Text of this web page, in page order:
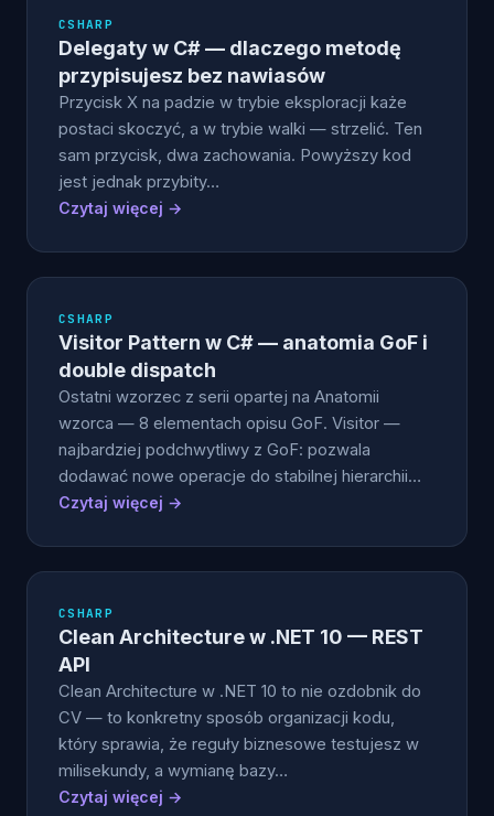
CSHARP
Delegaty w C# — dlaczego metodę
przypisujesz bez nawiasów
Przycisk X na padzie w trybie eksploracji każe
postaci skoczyć, a w trybie walki — strzelić. Ten
sam przycisk, dwa zachowania. Powyższy kod
jest jednak przybity…
Czytaj więcej →
CSHARP
Visitor Pattern w C# — anatomia GoF i
double dispatch
Ostatni wzorzec z serii opartej na Anatomii
wzorca — 8 elementach opisu GoF. Visitor —
najbardziej podchwytliwy z GoF: pozwala
dodawać nowe operacje do stabilnej hierarchii…
Czytaj więcej →
CSHARP
Clean Architecture w .NET 10 — REST
API
Clean Architecture w .NET 10 to nie ozdobnik do
CV — to konkretny sposób organizacji kodu,
który sprawia, że reguły biznesowe testujesz w
milisekundy, a wymianę bazy…
Czytaj więcej →